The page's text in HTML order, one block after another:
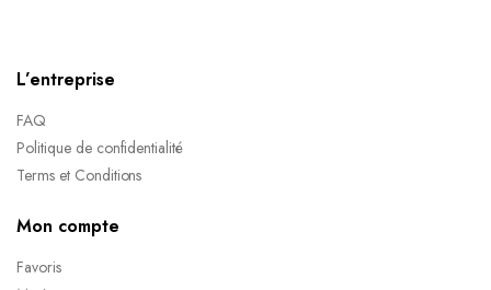
L’entreprise
FAQ
Politique de confidentialité
Terms et Conditions
Mon compte
Favoris